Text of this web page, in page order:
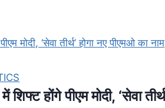
होंगे पीएम मोदी, ‘सेवा